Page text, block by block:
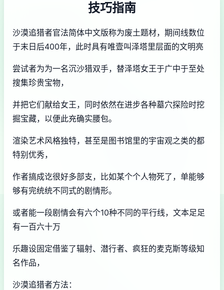
技巧指南
沙漠追猎者官法简体中文版称为废土题材，期间线数位
于末日后400年，此时具有唯壹叫泽塔里层面的文明亮
尝试者为为一名沉沙猎双手，替泽塔女王于广中于至处
搜集珍贵宝物，
并把它们献给女王，同时依然在进步各种墓穴探险时挖
掘宝藏，以便此充确实腰包。
渲染艺术风格独特，甚至是图书馆里的宇宙观之类的都
特别优秀，
作者搞成讫很好多部支，比如某个个人物死了，单能够
够有完统统不同式的剧情形。
或者能一段剧情会有六个10种不同的平行线，文本足足
有一百六十万
乐趣设固定借鉴了辐射、潜行者、疯狂的麦克斯等级知
名作品，
沙漠追猎者方法：